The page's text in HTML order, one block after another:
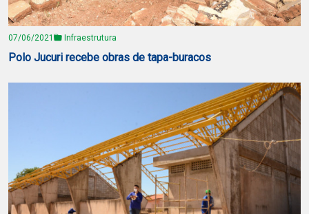
07/06/2021 Infraestrutura
Polo Jucuri recebe obras de tapa-buracos